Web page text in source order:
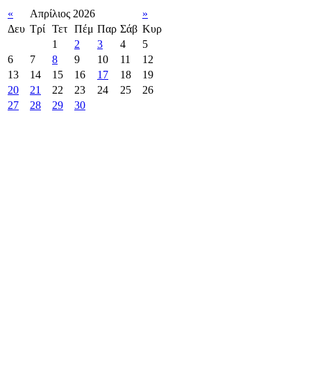
« Απρίλιος 2026
»
Δευ Τρί Τετ Πέμ Παρ Σάβ Κυρ
1
2 3 4
5
6
7 8 9 10 11
12
13
14 15 16 17 18
19
20
21 22 23 24 25
26
27
28 29 30